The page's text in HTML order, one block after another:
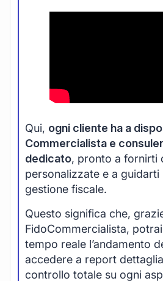
Qui, ogni cliente ha a
Commercialista e
dedicato, pronto a fornirti
personalizzate e a guidarti
gestione fiscale.
Questo significa che,
FidoCommercialista,
tempo reale l’andamento
accedere a report
controllo totale su ogni